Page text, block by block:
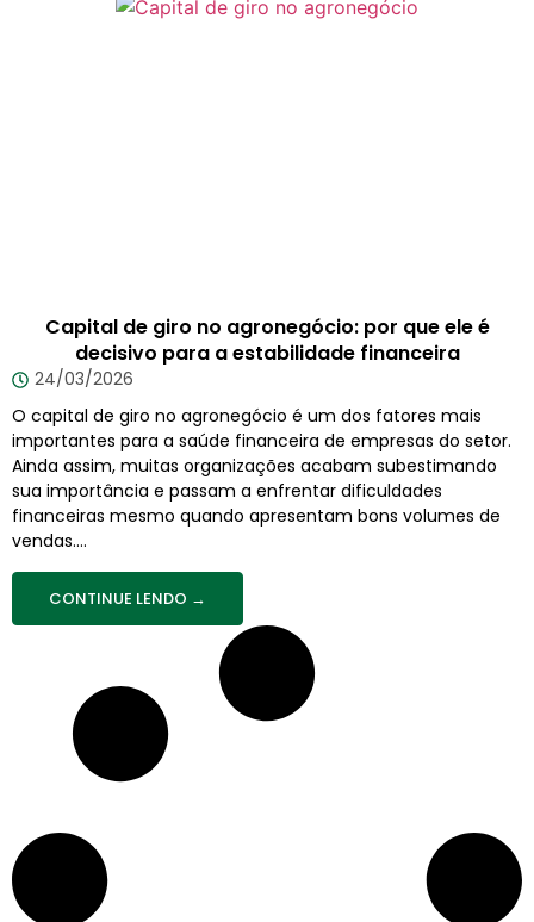
Capital de giro no agronegócio: por que ele é
decisivo para a estabilidade financeira
24/03/2026
O capital de giro no agronegócio é um dos fatores mais
importantes para a saúde financeira de empresas do setor.
Ainda assim, muitas organizações acabam subestimando
sua importância e passam a enfrentar dificuldades
financeiras mesmo quando apresentam bons volumes de
vendas....
CONTINUE LENDO →